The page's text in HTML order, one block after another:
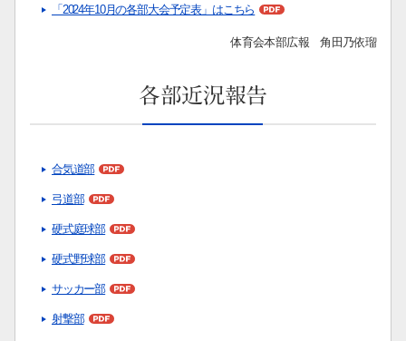
「2024年10月の各部大会予定表」はこちら
体育会本部広報 角田乃依瑠
各部近況報告
合気道部
弓道部
硬式庭球部
硬式野球部
サッカー部
射撃部